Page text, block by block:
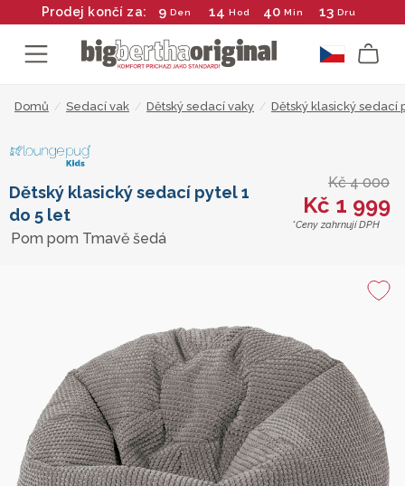
Prodej končí za: 9 Den 14 Hod 40 Min 12 Dru
Domů / Sedací vak / Dětský sedací vaky / Dětský klasický sedací
Dětský klasický sedací pytel 1
do 5 let
Pom pom Tmavě šedá
Kč 4 000
Kč 1 999
*Ceny zahrnují DPH